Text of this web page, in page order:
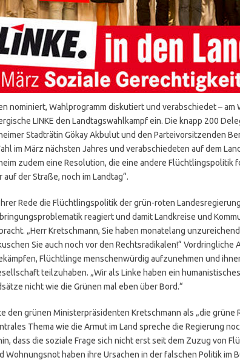
nominiert, Wahlprogramm diskutiert und verabschiedet – am
LINKE den Landtagswahlkampf ein. Die knapp 200
Stadträtin Gökay Akbulut und den Parteivorsitzenden
im März nächsten Jahres und verabschiedeten auf dem
zudem eine Resolution, die eine andere Flüchtlingspolitik
der Straße, noch im Landtag“.
Rede die Flüchtlingspolitik der grün-roten
reagiert und damit Landkreise und
„Herr Kretschmann, Sie haben monatelang
Sie auch noch vor den Rechtsradikalen!“ Vordringliche
Flüchtlinge menschenwürdig aufzunehmen und
teilzuhaben. „Wir als Linke haben ein
nicht wie die Grünen mal eben über Bord.“
den grünen Ministerpräsidenten Kretschmann als „die grüne
Thema wie die Armut im Land spreche die Regierung
dass die soziale Frage sich nicht erst seit dem Zuzug von
Wohnungsnot haben ihre Ursachen in der falschen Politik im